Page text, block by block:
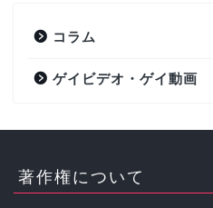
コラム
ゲイビデオ・ゲイ動画
著作権について